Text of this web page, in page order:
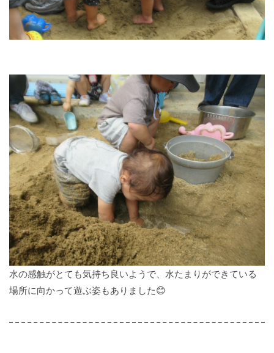
水の感触がとても気持ち良いようで、水たまりができている
場所に向かって遊ぶ姿もありました😊